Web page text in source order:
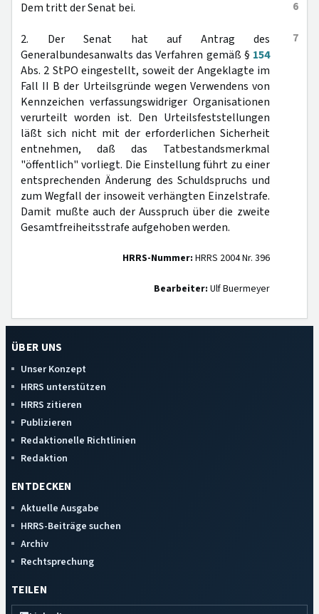
6
Dem tritt der Senat bei.
7
2. Der Senat hat auf Antrag des
Generalbundesanwalts das Verfahren gemäß § 154
Abs. 2 StPO eingestellt, soweit der Angeklagte im
Fall II B der Urteilsgründe wegen Verwendens von
Kennzeichen verfassungswidriger Organisationen
verurteilt worden ist. Den Urteilsfeststellungen
läßt sich nicht mit der erforderlichen Sicherheit
entnehmen, daß das Tatbestandsmerkmal
"öffentlich" vorliegt. Die Einstellung führt zu einer
entsprechenden Änderung des Schuldspruchs und
zum Wegfall der insoweit verhängten Einzelstrafe.
Damit mußte auch der Ausspruch über die zweite
Gesamtfreiheitsstrafe aufgehoben werden.
HRRS-Nummer: HRRS 2004 Nr. 396
Bearbeiter: Ulf Buermeyer
ÜBER UNS
Unser Konzept
HRRS unterstützen
HRRS zitieren
Publizieren
Redaktionelle Richtlinien
Redaktion
ENTDECKEN
Aktuelle Ausgabe
HRRS-Beiträge suchen
Archiv
Rechtsprechung
TEILEN